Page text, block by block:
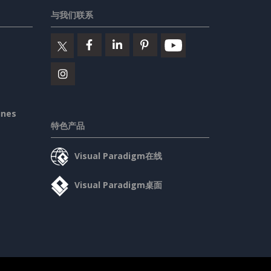
与我们联系
特色产品
Visual Paradigm在线
Visual Paradigm桌面